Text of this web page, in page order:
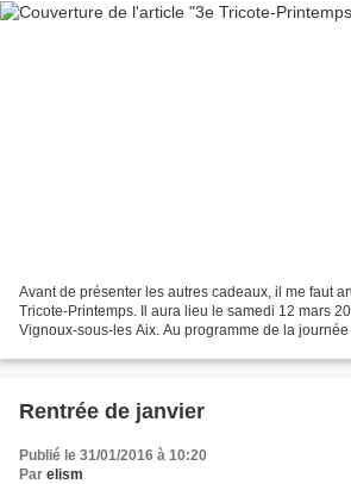
Avant de présenter les autres cadeaux, il me faut
Tricote-Printemps. Il aura lieu le samedi 12 mars
Vignoux-sous-les Aix. Au programme de la
Rentrée de janvier
Publié le 31/01/2016 à 10:20
Par elism